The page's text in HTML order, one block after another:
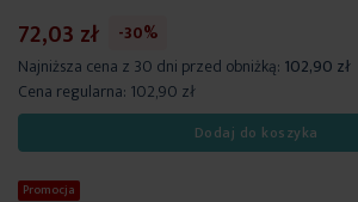
72,03 zł
-30%
Najniższa cena z 30 dni przed obniżką: 102,90 zł
Cena regularna: 102,90 zł
Dodaj do koszyka
Promocja